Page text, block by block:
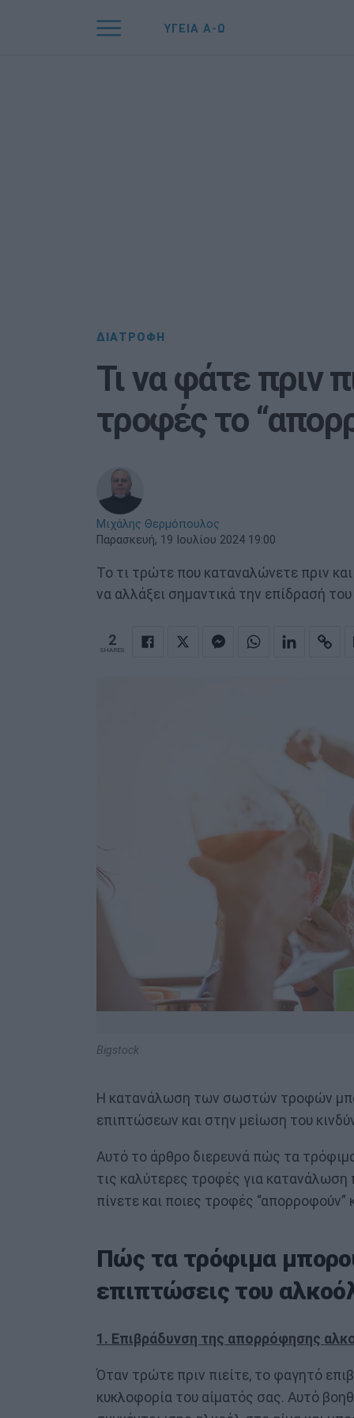
ΥΓΕΙΑ Α-Ω
ΔΙΑΤΡΟΦΗ
Τι να φάτε πριν
τροφές το
Μιχάλης Θερμόπουλος
Παρασκευή, 19 Ιουλίου 2024 19:00
Το τι τρώτε που καταναλώνετε πριν
να αλλάξει σημαντικά την επίδρασή
2
SHARES
Bigstock
Η κατανάλωση των σωστών τροφών
επιπτώσεων και στην μείωση του
Αυτό το άρθρο διερευνά πώς τα
τις καλύτερες τροφές για κατανάλωση
πίνετε και ποιες τροφές “απορροφούν”
Πώς τα τρόφιμα
επιπτώσεις του
1. Επιβράδυνση της απορρόφησης
Όταν τρώτε πριν πιείτε, το φαγητό
κυκλοφορία του αίματός σας. Αυτό